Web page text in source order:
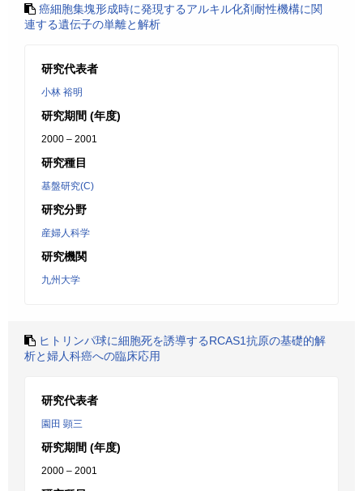
癌細胞集塊形成時に発現するアルキル化剤耐性機構に関
連する遺伝子の単離と解析
研究代表者
小林 裕明
研究期間 (年度)
2000 – 2001
研究種目
基盤研究(C)
研究分野
産婦人科学
研究機関
九州大学
ヒトリンパ球に細胞死を誘導するRCAS1抗原の基礎的解
析と婦人科癌への臨床応用
研究代表者
園田 顕三
研究期間 (年度)
2000 – 2001